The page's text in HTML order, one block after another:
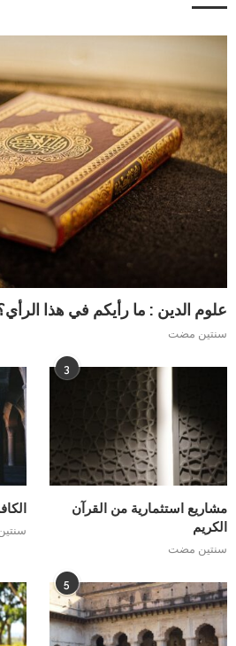
علوم الدين : ما رأيكم في هذا
سنتين مضت
3
مشاريع استثمارية من القرآن
الكريم
سنتين مضت
5